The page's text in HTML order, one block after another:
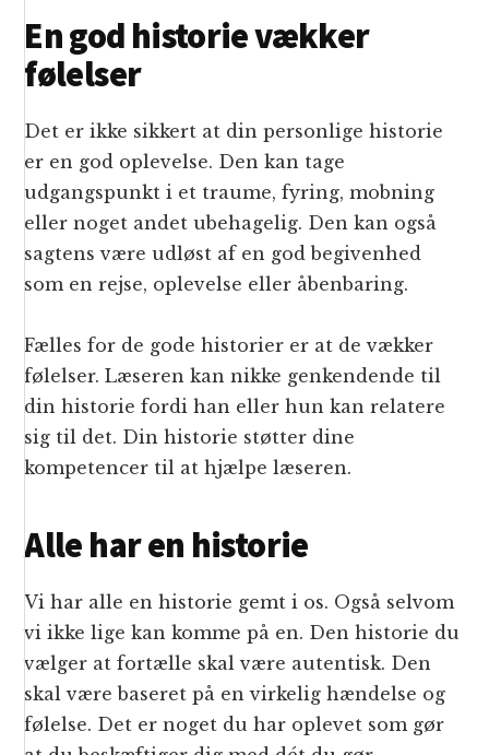
En god historie vækker
følelser
Det er ikke sikkert at din personlige historie
er en god oplevelse. Den kan tage
udgangspunkt i et traume, fyring, mobning
eller noget andet ubehagelig. Den kan også
sagtens være udløst af en god begivenhed
som en rejse, oplevelse eller åbenbaring.
Fælles for de gode historier er at de vækker
følelser. Læseren kan nikke genkendende til
din historie fordi han eller hun kan relatere
sig til det. Din historie støtter dine
kompetencer til at hjælpe læseren.
Alle har en historie
Vi har alle en historie gemt i os. Også selvom
vi ikke lige kan komme på en. Den historie du
vælger at fortælle skal være autentisk. Den
skal være baseret på en virkelig hændelse og
følelse. Det er noget du har oplevet som gør